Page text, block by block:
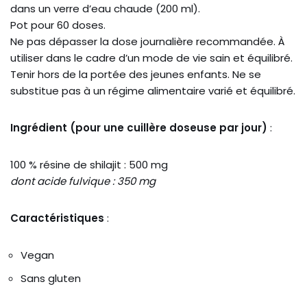
dans un verre d’eau chaude (200 ml).
Pot pour 60 doses.
Ne pas dépasser la dose journalière recommandée. À
utiliser dans le cadre d’un mode de vie sain et équilibré.
Tenir hors de la portée des jeunes enfants. Ne se
substitue pas à un régime alimentaire varié et équilibré.
Ingrédient (pour une cuillère doseuse par jour) :
100 % résine de shilajit : 500 mg
dont acide fulvique : 350 mg
Caractéristiques :
Vegan
Sans gluten